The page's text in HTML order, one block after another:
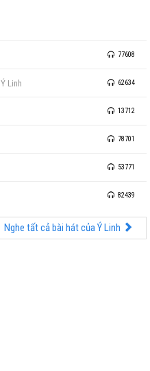
77608
Ý Linh 62634
13712
78701
53771
82439
Nghe tất cả bài hát của Ý Linh